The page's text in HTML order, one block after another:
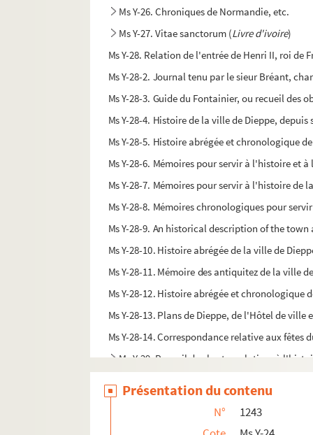
Ms Y-26. Chroniques de Normandie, etc.
Ms Y-27. Vitae sanctorum (Livre d'ivoire)
Ms Y-28. Relation de l'entrée de Henri II, roi de
Ms Y-28-2. Journal tenu par le sieur Bréant,
Ms Y-28-3. Guide du Fontainier, ou recueil
Ms Y-28-4. Histoire de la ville de Dieppe,
Ms Y-28-5. Histoire abrégée et chronologique
Ms Y-28-6. Mémoires pour servir à l'histoire et
Ms Y-28-7. Mémoires pour servir à l'histoire
Ms Y-28-8. Mémoires chronologiques pour
Ms Y-28-9. An historical description of the
Ms Y-28-10. Histoire abrégée de la ville de
Ms Y-28-11. Mémoire des antiquitez de la ville
Ms Y-28-12. Histoire abrégée et
Ms Y-28-13. Plans de Dieppe, de l'Hôtel de
Ms Y-28-14. Correspondance relative aux
Ms Y-29. Recueil de chartes relatives à
Ms Y-31. Observations tant générales que
Présentation du contenu
N°
1243